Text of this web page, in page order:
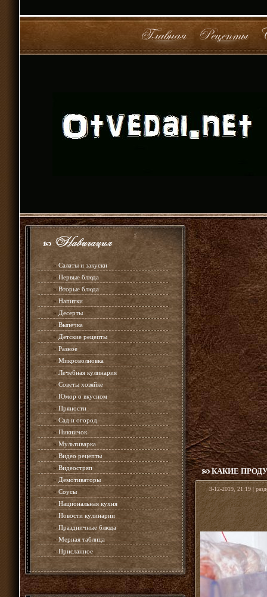
» Салаты и закуски
» Первые блюда
» Вторые блюда
» Напитки
»Десерты
» Выпечка
» Детские рецепты
» Разное
» Микроволновка
» Лечебная кулинария
» Советы хозяйке
» Юмор о вкусном
» Пряности
» Сад и огород
» Пикничок
» Мультиварка
» Видео рецепты
» Видеостряп
» Демотиваторы
» Соусы
» Национальная кухня
» Новости кулинарии
» Праздничные блюда
» Мерная таблица
» Присланное
КАКИЕ
3-12-2019, 21:19 |